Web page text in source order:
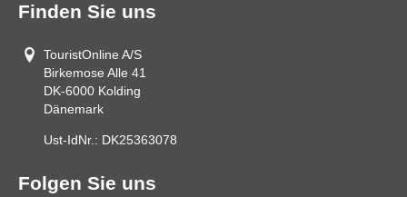
Finden Sie uns
TouristOnline A/S
Birkemose Alle 41
DK-6000 Kolding
Dänemark
Ust-IdNr.: DK25363078
Folgen Sie uns